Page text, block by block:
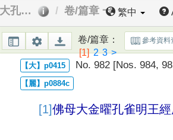
T0982 佛母大孔雀明王經 卷/篇章 一 繁中
王經序
王經前啟請法
卷/篇章：
[1] 2 3 >
參考資料
No. 982 [Nos. 984,
[1]佛母大金曜孔雀明王